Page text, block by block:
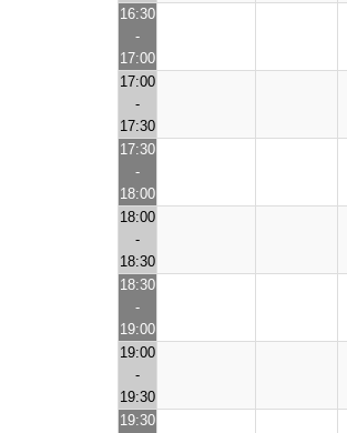
16:30
-
17:00
17:00
-
17:30
17:30
-
18:00
18:00
-
18:30
18:30
-
19:00
19:00
-
19:30
19:30